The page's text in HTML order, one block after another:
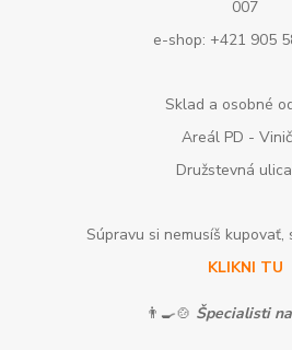
007
e-shop: +421 905
Sklad a osobné
Areál PD -
Družstevná
Súpravu si nemusíš kupovať,
KLIKNI TU
👨‍🍳🍲 Špecialisti